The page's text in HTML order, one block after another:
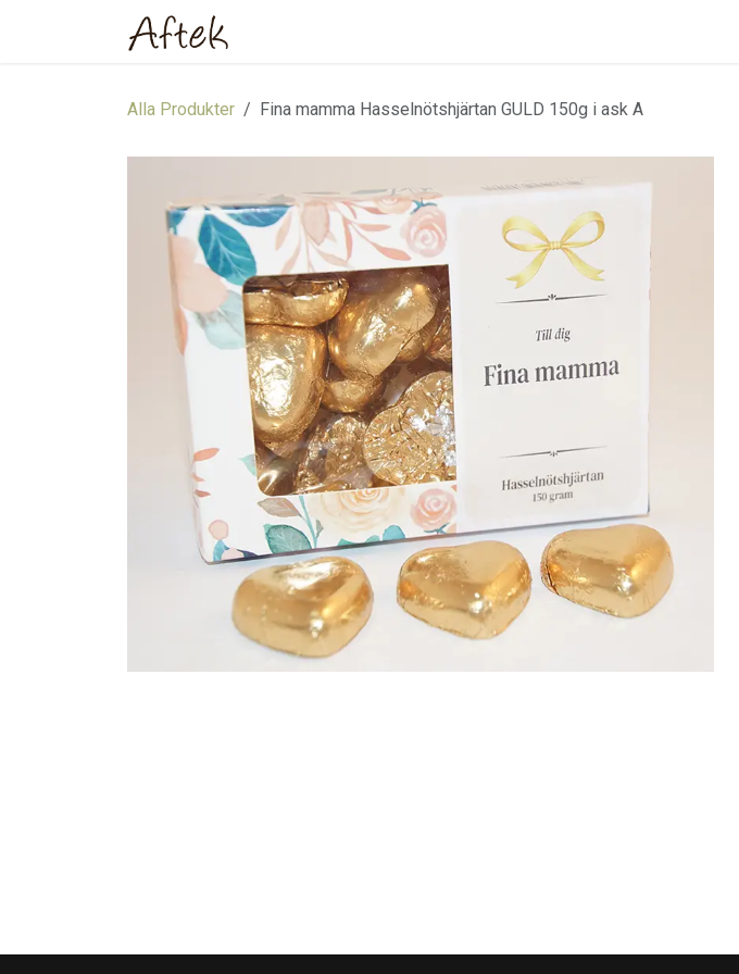
Alla Produkter Fina mamma Hasselnötshjärtan GULD 150g i ask A